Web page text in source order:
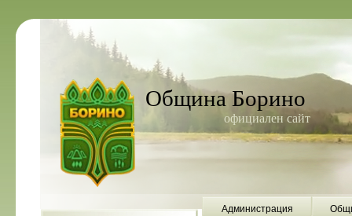
Община Борино
официален сайт
Администрация